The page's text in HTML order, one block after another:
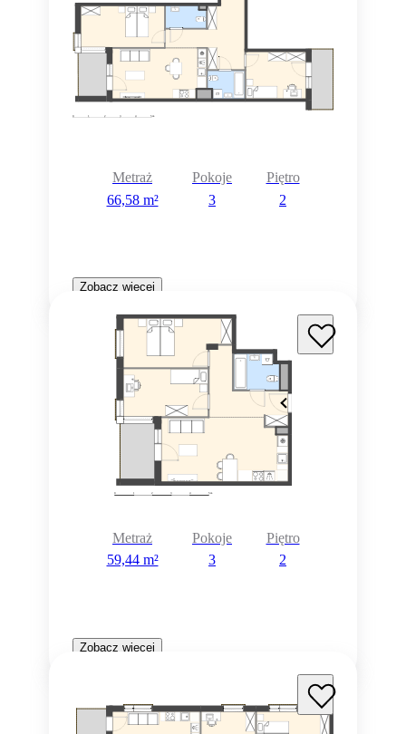
Metraż
66,58 m²
Pokoje
3
Piętro
2
Zobacz więcej
Metraż
59,44 m²
Pokoje
3
Piętro
2
Zobacz więcej